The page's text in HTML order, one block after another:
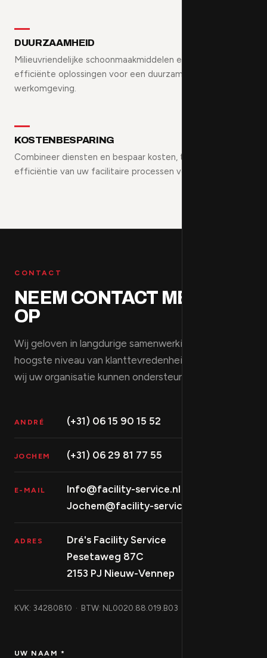
DUURZAAMHEID
Milieuvriendelijke schoonmaakmiddelen en energie-
efficiënte oplossingen voor een duurzame
werkomgeving.
KOSTENBESPARING
Combineer diensten en bespaar kosten, terwijl de
efficiëntie van uw facilitaire processen verbetert.
CONTACT
NEEM CONTACT MET ONS
OP
Wij geloven in langdurige samenwerkingen en het
hoogste niveau van klanttevredenheid. Ontdek hoe
wij uw organisatie kunnen ondersteunen.
ANDRÉ (+31) 06 15 90 15 52
JOCHEM (+31) 06 29 81 77 55
E-MAIL
Info@facility-service.nl
Jochem@facility-service.nl
ADRES
Dré's Facility Service
Pesetaweg 87C
2153 PJ Nieuw-Vennep
KVK: 34280810 · BTW: NL0020.88.019.B03
UW NAAM *